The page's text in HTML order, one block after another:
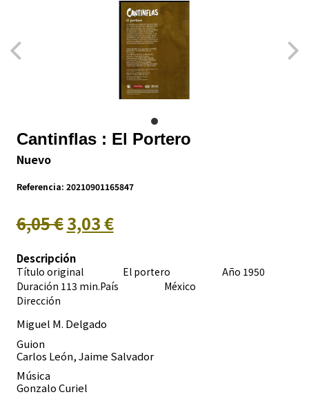
Cantinflas : El Portero
Nuevo
Referencia: 20210901165847
6,05 €3,03 €
Descripción
Título original El portero Año 1950
Duración 113 min.País
México
Dirección
Miguel M. Delgado
Guion
Carlos León, Jaime Salvador
Música
Gonzalo Curiel